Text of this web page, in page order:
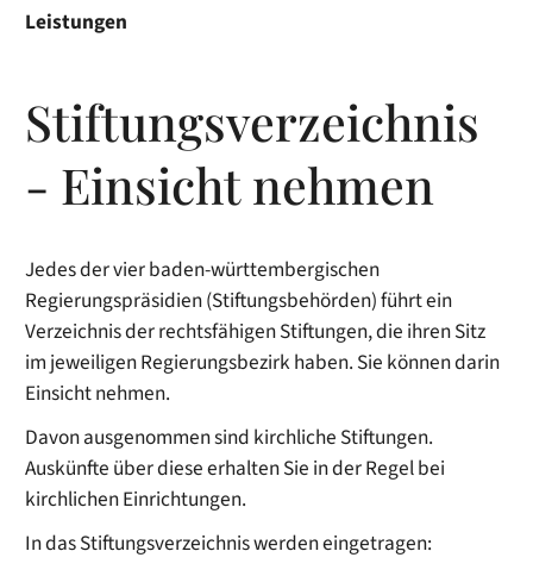
Leistungen
Stiftungsverzeichnis
- Einsicht nehmen
Jedes der vier baden-württembergischen
Regierungspräsidien (Stiftungsbehörden) führt ein
Verzeichnis der rechtsfähigen Stiftungen, die ihren Sitz
im jeweiligen Regierungsbezirk haben. Sie können darin
Einsicht nehmen.
Davon ausgenommen sind kirchliche Stiftungen.
Auskünfte über diese erhalten Sie in der Regel bei
kirchlichen Einrichtungen.
In das Stiftungsverzeichnis werden eingetragen: